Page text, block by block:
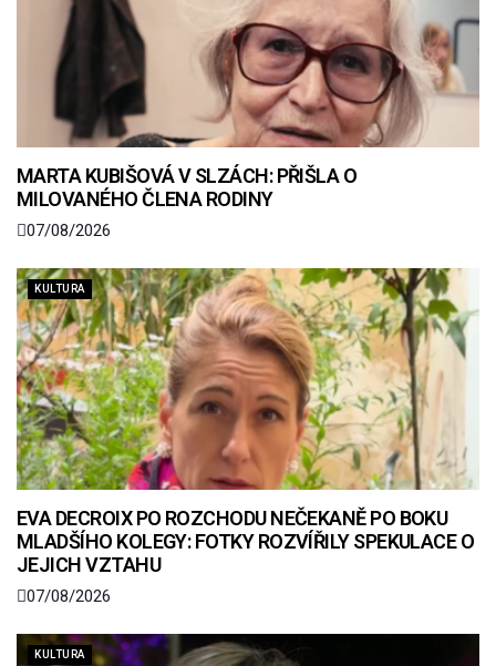
MARTA KUBIŠOVÁ V SLZÁCH: PŘIŠLA O
MILOVANÉHO ČLENA RODINY
07/08/2026
KULTURA
EVA DECROIX PO ROZCHODU NEČEKANĚ PO BOKU
MLADŠÍHO KOLEGY: FOTKY ROZVÍŘILY SPEKULACE O
JEJICH VZTAHU
07/08/2026
KULTURA